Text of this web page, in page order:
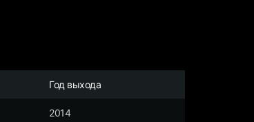
Год выхода
2014